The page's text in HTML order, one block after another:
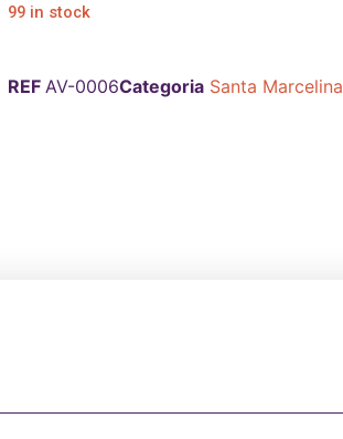
99 in stock
REF AV-0006Categoria Santa Marcelina